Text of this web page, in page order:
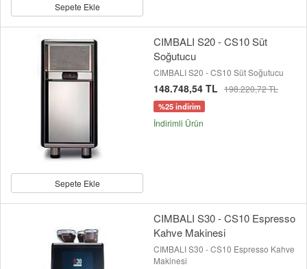
Sepete Ekle
Sepete Ekle
CIMBALI S20 - CS10 Süt
Soğutucu
CIMBALI S20 - CS10 Süt Soğutucu
148.748,54 TL 198.220,72 TL
%25 indirim
İndirimli Ürün
CIMBALI S30 - CS10 Espresso
Kahve Makinesi
CIMBALI S30 - CS10 Espresso Kahve
Makinesi